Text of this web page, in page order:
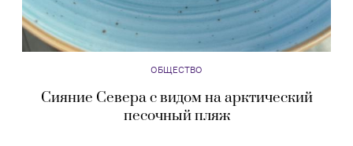
ОБЩЕСТВО
Сияние Севера с видом на арктический
песочный пляж